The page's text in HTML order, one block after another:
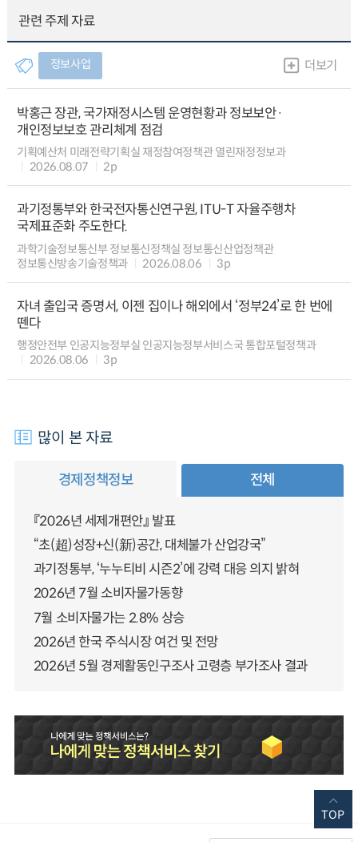
관련 주제 자료
정보사업 더보기
박홍근 장관, 국가재정시스템 운영현황과 정보보안·
개인정보보호 관리체계 점검
기획예산처 미래전략기획실 재정참여정책관 열린재정정보과
2026.08.07
2p
과기정통부와 한국전자통신연구원, ITU-T 자율주행차
국제표준화 주도한다.
과학기술정보통신부 정보통신정책실 정보통신산업정책관
정보통신방송기술정책과
2026.08.06 3p
자녀 출입국 증명서, 이젠 집이나 해외에서 ‘정부24’로 한 번에
뗀다
행정안전부 인공지능정부실 인공지능정부서비스국 통합포털정책과
2026.08.06
3p
많이 본 자료
경제정책정보 전체
『2026년 세제개편안』 발표
“초(超)성장+신(新)공간, 대체불가 산업강국”
과기정통부, ‘누누티비 시즌2’에 강력 대응 의지 밝혀
2026년 7월 소비자물가동향
7월 소비자물가는 2.8% 상승
2026년 한국 주식시장 여건 및 전망
2026년 5월 경제활동인구조사 고령층 부가조사 결과
TOP